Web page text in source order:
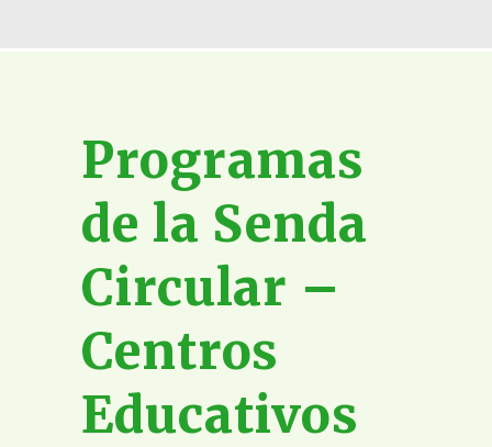
Programas
de la Senda
Circular –
Centros
Educativos